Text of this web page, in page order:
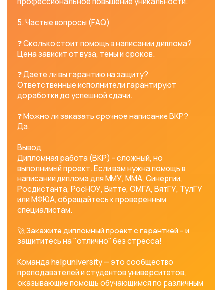
студентов ММУ, ММА,
РосНОУ, Витте, ВятГУ,
ОмГА, МФЮА, ТулГУ
студентов, которые готовы помочь
студентам по самым разным
направлениям. Мы имеем более 6 лет
опыта, высокое качество работы
студентов, и у нас работают лучшие
специалисты. Если у вас возникли
трудности с написанием курсовой
https://helpuniversity.ru/
нам в любом мессенджере, и мы
незамедлительно свяжемся с вами!
Оставить заявку
Узнать стоимость